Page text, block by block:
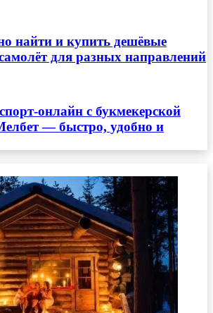
найти и купить дешёвые
для разных направлений
онлайн с букмекерской
— быстро, удобно и